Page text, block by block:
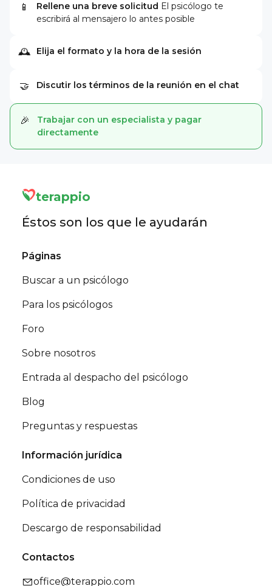
📱 Rellene una breve solicitud El psicólogo te
escribirá al mensajero lo antes posible
🕰 Elija el formato y la hora de la sesión
🤝 Discutir los términos de la reunión en el chat
🎉
Trabajar con un especialista y pagar
directamente
terappio
Éstos son los que le ayudarán
Páginas
Buscar a un psicólogo
Para los psicólogos
Foro
Sobre nosotros
Entrada al despacho del psicólogo
Blog
Preguntas y respuestas
Información jurídica
Condiciones de uso
Política de privacidad
Descargo de responsabilidad
Contactos
office@terappio.com